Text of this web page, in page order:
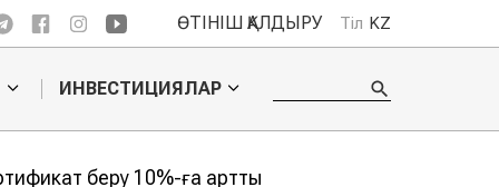
ӨТІНІШ ҚАЛДЫРУ Тіл KZ
ИНВЕСТИЦИЯЛАР
беру 10%-ға артты